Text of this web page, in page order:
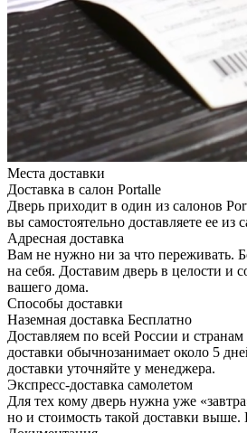
Места доставки
Доставка в салон Portalle
Дверь приходит в один из салонов
вы самостоятельно доставляете ее
Адресная доставка
Вам не нужно ни за что переживать.
на себя. Доставим дверь в целости и
вашего дома.
Способы доставки
Наземная доставка Бесплатно
Доставляем по всей России и
доставки обычнозанимает около 5
доставки уточняйте у менеджера.
Экспресс-доставка самолетом
Для тех кому дверь нужна уже
но и стоимость такой доставки